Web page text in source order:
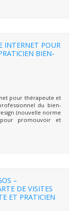
INTERNET POUR
BIEN-
pour thérapeute et
du bien-
(nouvelle norme
promouvoir et
–
DE VISITES
ET PRATICIEN